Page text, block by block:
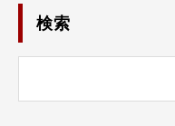
検索